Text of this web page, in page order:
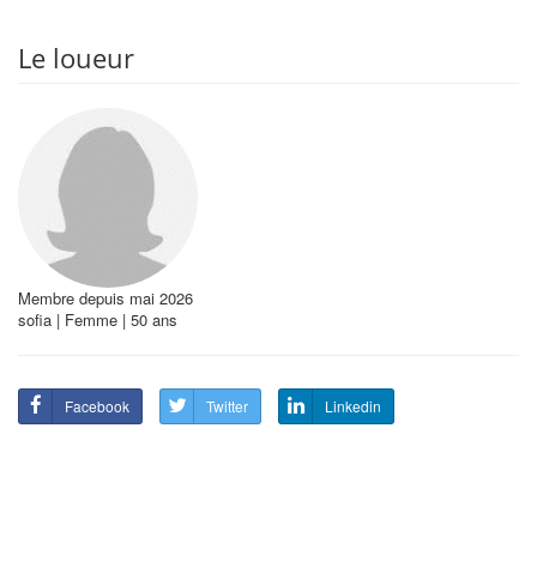
Le loueur
Membre depuis mai 2026
sofia | Femme | 50 ans
Facebook Twitter Linkedin